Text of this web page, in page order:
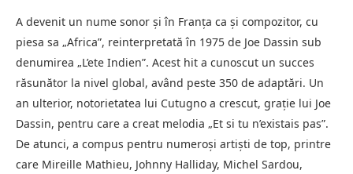
A devenit un nume sonor și în Franța ca și compozitor, cu
piesa sa „Africa”, reinterpretată în 1975 de Joe Dassin sub
denumirea „L’ete Indien”. Acest hit a cunoscut un succes
răsunător la nivel global, având peste 350 de adaptări. Un
an ulterior, notorietatea lui Cutugno a crescut, grație lui Joe
Dassin, pentru care a creat melodia „Et si tu n’existais pas”.
De atunci, a compus pentru numeroși artiști de top, printre
care Mireille Mathieu, Johnny Halliday, Michel Sardou,